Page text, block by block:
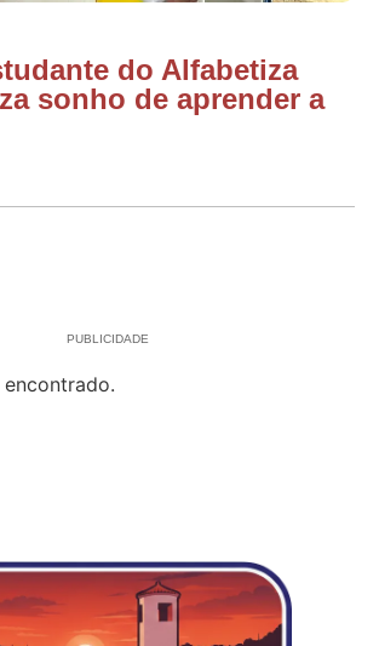
do Alfabetiza
sonho de aprender a
PUBLICIDADE